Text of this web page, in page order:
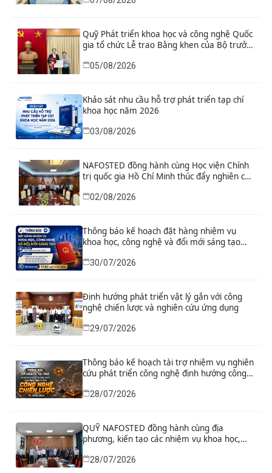
Quỹ Phát triển khoa học và công nghệ Quốc
gia tổ chức Lễ trao Bằng khen của Bộ trưởng
nhân có thành tích xuất sắc
05/08/2026
Khảo sát nhu cầu hỗ trợ phát triển tạp chí
khoa học năm 2026
03/08/2026
NAFOSTED đồng hành cùng Học viện Chính
trị quốc gia Hồ Chí Minh thúc đẩy nghiên cứu
02/08/2026
Thông báo kế hoạch đặt hàng nhiệm vụ
khoa học, công nghệ và đổi mới sáng tạo
“Nghiên cứu khoa học tổng kết thi hành, đề
xuất sửa đổi, bổ sung toàn diện Hiến pháp
30/07/2026
Định hướng phát triển vật lý gắn với công
nghệ chiến lược và nghiên cứu ứng dụng
29/07/2026
Thông báo kế hoạch tài trợ nhiệm vụ nghiên
cứu phát triển công nghệ định hướng công
nghệ chiến lược năm 2026
28/07/2026
QUỸ NAFOSTED đồng hành cùng địa
phương, kiến tạo các nhiệm vụ khoa học,
phát triển thực tiễn
28/07/2026